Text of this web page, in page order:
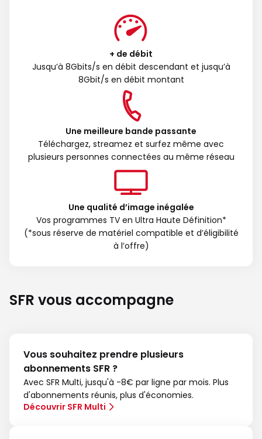
+ de débit
Jusqu’à 8Gbits/s en débit descendant et jusqu’à
8Gbit/s en débit montant
Une meilleure bande passante
Téléchargez, streamez et surfez même avec
plusieurs personnes connectées au même réseau
Une qualité d’image inégalée
Vos programmes TV en Ultra Haute Définition*
(*sous réserve de matériel compatible et d’éligibilité
à l’offre)
SFR vous accompagne
Vous souhaitez prendre plusieurs
abonnements SFR ?
Avec SFR Multi, jusqu'à -8€ par ligne par mois. Plus
d'abonnements réunis, plus d'économies.
Découvrir SFR Multi